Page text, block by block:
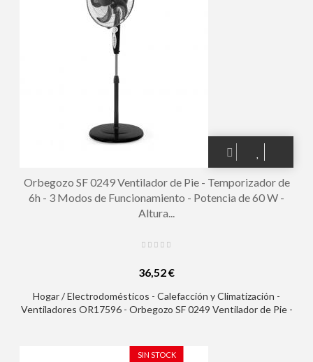
Orbegozo SF 0249 Ventilador de Pie - Temporizador de
6h - 3 Modos de Funcionamiento - Potencia de 60 W -
Altura...
36,52 €
Hogar / Electrodomésticos - Calefacción y Climatización -
Ventiladores OR17596 - Orbegozo SF 0249 Ventilador de Pie -
SIN STOCK